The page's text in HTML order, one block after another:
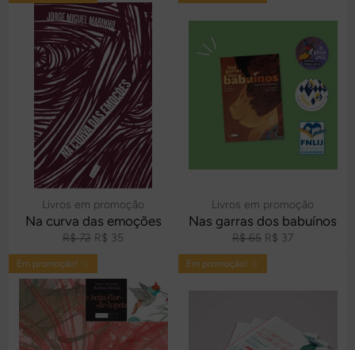
Livros em promoção
Na curva das emoções
Preço
normal
R$ 72 Preço
promocional
R$ 35
Livros em promoção
Nas garras dos babuínos
Preço
normal
R$ 65 Preço
promocional
R$ 37
Em promoção! ☆ Em promoção! ☆